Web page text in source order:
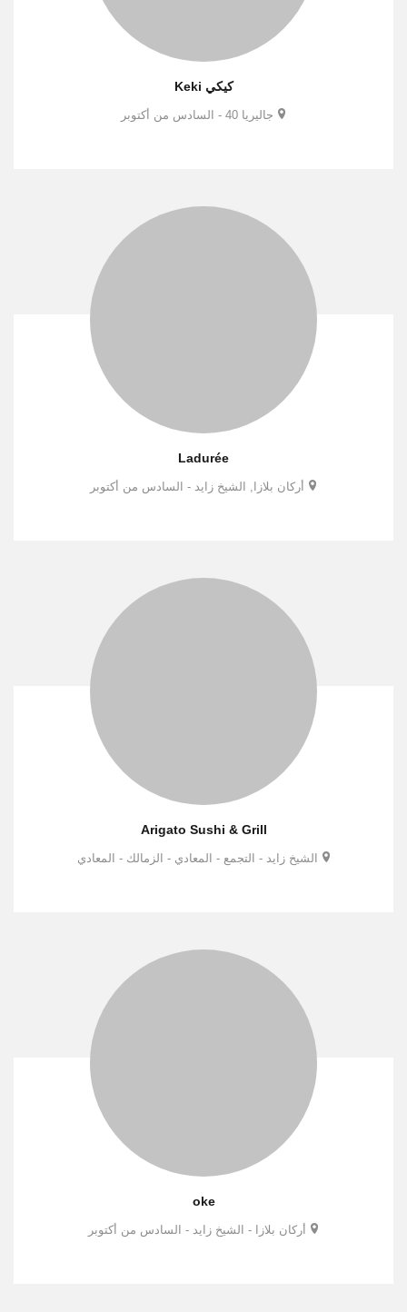
كيكي Keki
جاليريا 40 - السادس من أكتوبر
Ladurée
أركان بلازا, الشيخ زايد - السادس من أكتوبر
Arigato Sushi & Grill
الشيخ زايد - التجمع - المعادي - الزمالك - المعادي
oke
أركان بلازا - الشيخ زايد - السادس من أكتوبر